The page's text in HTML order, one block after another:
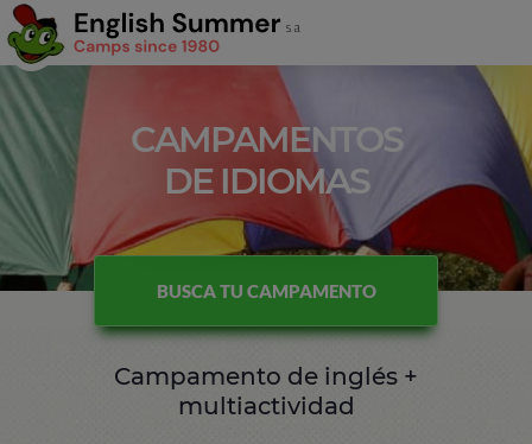
CAMPAMENTOS
DE IDIOMAS
BUSCA TU CAMPAMENTO
Campamento de inglés +
multiactividad